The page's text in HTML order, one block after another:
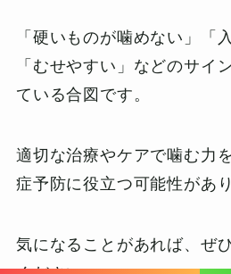
「硬いものが噛めない」「
「むせやすい」などのサイ
ている合図です。
適切な治療やケアで噛む力
症予防に役立つ可能性があり
気になることがあれば、ぜ